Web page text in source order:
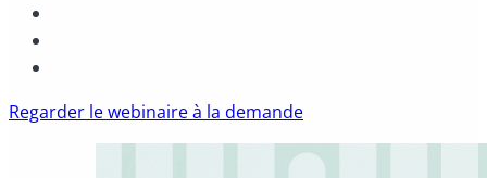
Regarder le webinaire à la demande